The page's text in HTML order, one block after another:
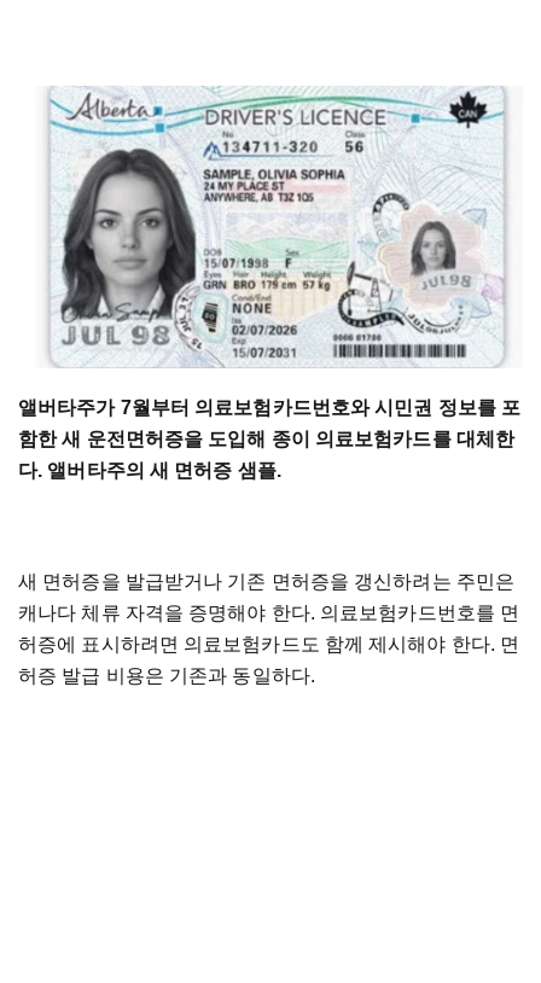
앨버타주가 7월부터 의료보험카드번호와 시민권 정보를 포
함한 새 운전면허증을 도입해 종이 의료보험카드를 대체한
다. 앨버타주의 새 면허증 샘플.
새 면허증을 발급받거나 기존 면허증을 갱신하려는 주민은
캐나다 체류 자격을 증명해야 한다. 의료보험카드번호를 면
허증에 표시하려면 의료보험카드도 함께 제시해야 한다. 면
허증 발급 비용은 기존과 동일하다.